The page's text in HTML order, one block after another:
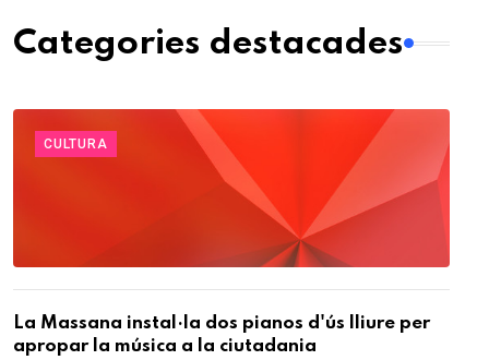
Categories destacades
CULTURA
La Massana instal·la dos pianos d'ús lliure per
apropar la música a la ciutadania